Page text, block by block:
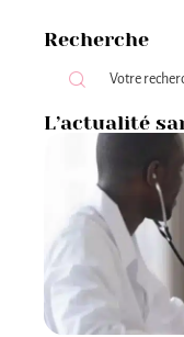
Recherche
L’actualité